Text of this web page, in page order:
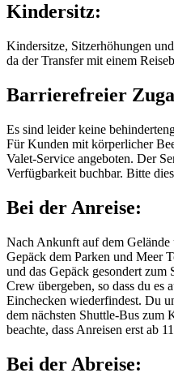
Kindersitz:
Kindersitze, Sitzerhöhungen
da der Transfer mit einem
Barrierefreier
Es sind leider keine
Für Kunden mit körperlicher
Valet-Service angeboten. Der
Verfügbarkeit buchbar. Bitte
Bei der Anreise:
Nach Ankunft auf dem Gelände
Gepäck dem Parken und Meer
und das Gepäck gesondert
Crew übergeben, so dass du es
Einchecken wiederfindest. Du
dem nächsten Shuttle-Bus zum
beachte, dass Anreisen erst ab
Bei der Abreise: